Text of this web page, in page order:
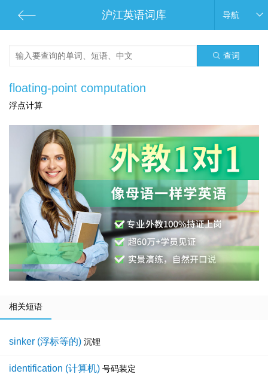
沪江英语词库 导航
查词
floating-point computation
浮点计算
相关短语
sinker (浮标等的) 沉锂
identification (计算机) 号码装定